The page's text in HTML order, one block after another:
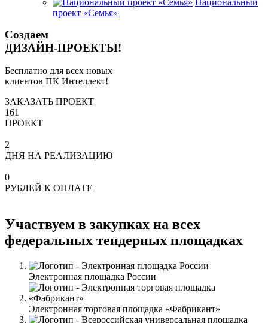
проект «Семья»
Создаем
ДИЗАЙН-ПРОЕКТЫ!
Бесплатно для всех новых
клиентов ПК Интеллект!
ЗАКАЗАТЬ ПРОЕКТ
161
ПРОЕКТ
2
ДНЯ НА РЕАЛИЗАЦИЮ
0
РУБЛЕЙ К ОПЛАТЕ
Участвуем в закупках на всех
федеральных тендерных площадках
Электронная площадка России
Электронная торговая площадка «Фабрикант»